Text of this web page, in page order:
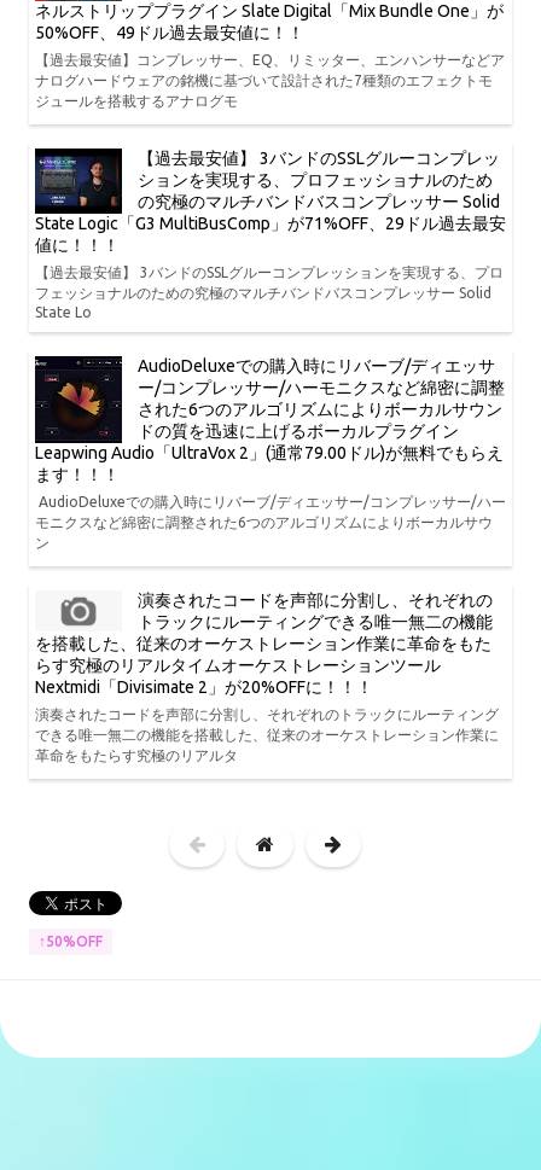
ネルストリッププラグイン Slate Digital「Mix Bundle One」が
50%OFF、49ドル過去最安値に！！
【過去最安値】コンプレッサー、EQ、リミッター、エンハンサーなどア
ナログハードウェアの銘機に基づいて設計された7種類のエフェクトモ
ジュールを搭載するアナログモ
【過去最安値】 3バンドのSSLグルーコンプレッ
ションを実現する、プロフェッショナルのため
の究極のマルチバンドバスコンプレッサー Solid
State Logic「G3 MultiBusComp」が71%OFF、29ドル過去最安
値に！！！
【過去最安値】 3バンドのSSLグルーコンプレッションを実現する、プロ
フェッショナルのための究極のマルチバンドバスコンプレッサー Solid
State Lo
AudioDeluxeでの購入時にリバーブ/ディエッサ
ー/コンプレッサー/ハーモニクスなど綿密に調整
された6つのアルゴリズムによりボーカルサウン
ドの質を迅速に上げるボーカルプラグイン
Leapwing Audio「UltraVox 2」(通常79.00ドル)が無料でもらえ
ます！！！
AudioDeluxeでの購入時にリバーブ/ディエッサー/コンプレッサー/ハー
モニクスなど綿密に調整された6つのアルゴリズムによりボーカルサウ
ン
演奏されたコードを声部に分割し、それぞれの
トラックにルーティングできる唯一無二の機能
を搭載した、従来のオーケストレーション作業に革命をもた
らす究極のリアルタイムオーケストレーションツール
Nextmidi「Divisimate 2」が20%OFFに！！！
演奏されたコードを声部に分割し、それぞれのトラックにルーティング
できる唯一無二の機能を搭載した、従来のオーケストレーション作業に
革命をもたらす究極のリアルタ
↑50%OFF